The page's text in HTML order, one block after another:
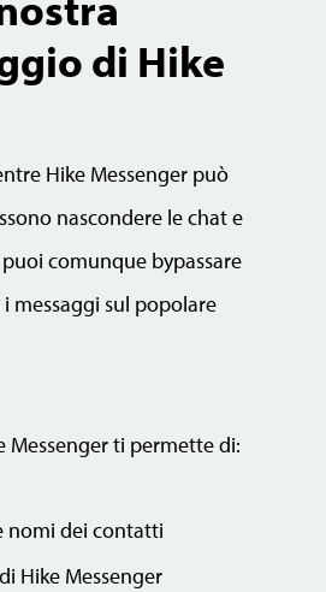
di Hike
Hike Messenger può
nascondere le chat e
comunque bypassare
messaggi sul popolare
Messenger ti permette di:
nomi dei contatti
Hike Messenger